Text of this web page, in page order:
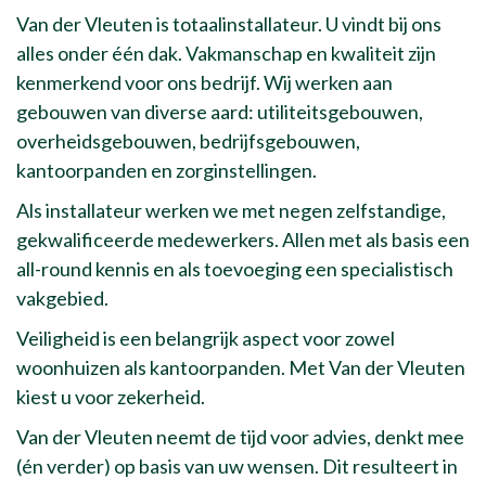
Van der Vleuten is totaalinstallateur. U vindt bij ons
alles onder één dak. Vakmanschap en kwaliteit zijn
kenmerkend voor ons bedrijf. Wij werken aan
gebouwen van diverse aard: utiliteitsgebouwen,
overheidsgebouwen, bedrijfsgebouwen,
kantoorpanden en zorginstellingen.
Als installateur werken we met negen zelfstandige,
gekwalificeerde medewerkers. Allen met als basis een
all-round kennis en als toevoeging een specialistisch
vakgebied.
Veiligheid is een belangrijk aspect voor zowel
woonhuizen als kantoorpanden. Met Van der Vleuten
kiest u voor zekerheid.
Van der Vleuten neemt de tijd voor advies, denkt mee
(én verder) op basis van uw wensen. Dit resulteert in